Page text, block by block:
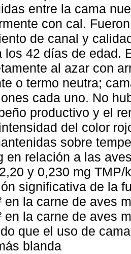
entre la cama
con cal.
de canal y
los 42 días de edad.
al azar con
o termo neutra;
cada uno. No
productivo y el
del color
sobre
en relación a las
y 0,230 mg
significativa de la
en la carne de aves
en la carne de aves
que el uso de
blanda